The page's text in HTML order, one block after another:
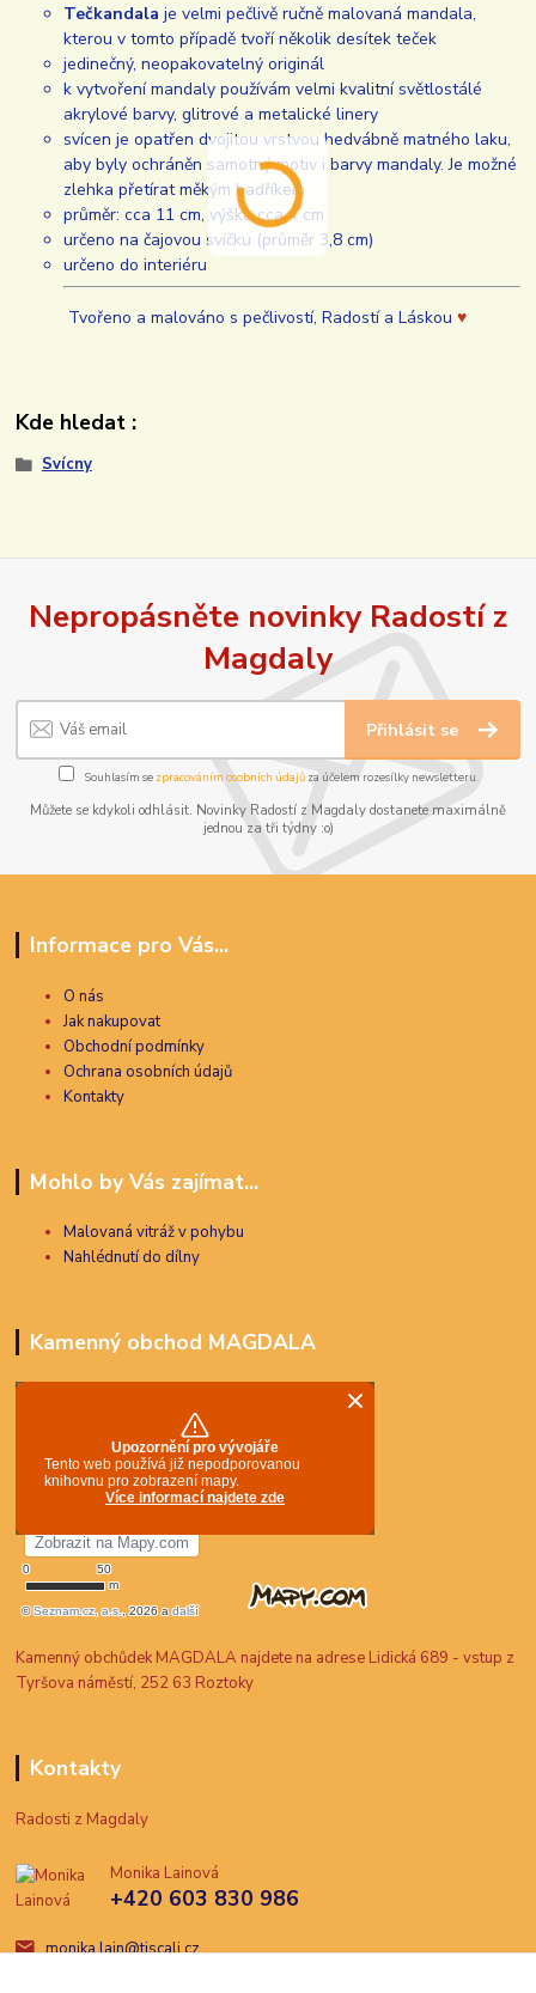
Tečkandala je velmi pečlivě ručně malovaná mandala,
kterou v tomto případě tvoří několik desítek teček
jedinečný, neopakovatelný originál
k vytvoření mandaly používám velmi kvalitní světlostálé
akrylové barvy, glitrové a metalické linery
svícen je opatřen dvojitou vrstvou hedvábně matného laku,
aby byly ochráněn samotný motiv i barvy mandaly. Je možné
zlehka přetírat měkým hadříkem
průměr: cca 11 cm, výška cca 4 cm
určeno na čajovou svíčku (průměr 3,8 cm)
určeno do interiéru
Tvořeno a malováno s pečlivostí, Radostí a Láskou♥
Kde hledat :
Svícny
Nepropásněte novinky Radostí z
Magdaly
Přihlásit se
Souhlasím se zpracováním osobních údajůza účelem rozesílky newsletteru.
Můžete se kdykoli odhlásit. Novinky Radostí z Magdaly dostanete maximálně
jednou za tři týdny :o)
Informace pro Vás...
O nás
Jak nakupovat
Obchodní podmínky
Ochrana osobních údajů
Kontakty
Mohlo by Vás zajímat...
Malovaná vitráž v pohybu
Nahlédnutí do dílny
Kamenný obchod MAGDALA
Kamenný obchůdek MAGDALA najdete na adrese Lidická 689 - vstup z
Tyršova náměstí, 252 63 Roztoky
Kontakty
Radosti z Magdaly
Monika Lainová
+420 603 830 986
monika.lain@tiscali.cz